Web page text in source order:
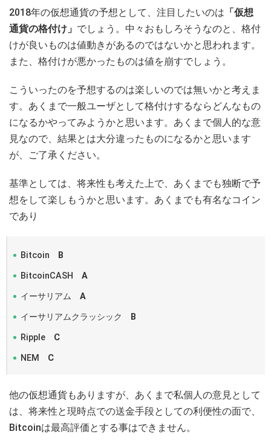
2018年の仮想通貨の予想として、注目したいのは 「仮想
通貨の格付け」 でしょう。中々おもしろそうなのと、格付
けが良いものは値動きがあるのではないかと思われます。
また、格付けが悪かったものは値を崩すでしょう。
こういったのを予想するのは楽しいのでは無いかと考えま
す。あくまで一般ユーザとして格付けするならどんなもの
になるかやってみようかと思います。あくまで個人的な意
見なので、結果とは大分違ったものになるかと思います
が、ご了承ください。
基準としては、将来性も考えた上で、あくまでも独断で予
想をして楽しもうかと思います。あくまでも有名なコイン
であり
Bitcoin
B
BitcoinCASH A
イーサリアム A
イーサリアムクラッシック
B
Ripple C
NEM C
他の仮想通貨もありますが、あくまで私個人の意見として
は、将来性と現時点での送金手段としての利便性の面で、
Bitcoinは最高評価とする事はできません。